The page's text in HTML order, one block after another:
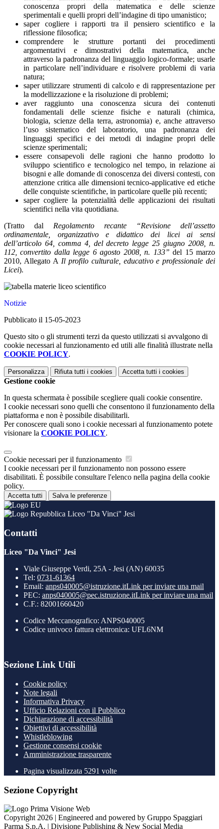
conoscenza propri della matematica e delle scienze
sperimentali e quelli propri dell’indagine di tipo umanistico;
saper cogliere i rapporti tra il pensiero scientifico e la
riflessione filosofica;
comprendere le strutture portanti dei procedimenti
argomentativi e dimostrativi della matematica, anche
attraverso la padronanza del linguaggio logico-formale; usarle
in particolare nell’individuare e risolvere problemi di varia
natura;
saper utilizzare strumenti di calcolo e di rappresentazione per
la modellizzazione e la risoluzione di problemi;
aver raggiunto una conoscenza sicura dei contenuti
fondamentali delle scienze fisiche e naturali (chimica,
biologia, scienze della terra, astronomia) e, anche attraverso
l’uso sistematico del laboratorio, una padronanza dei
linguaggi specifici e dei metodi di indagine propri delle
scienze sperimentali;
essere consapevoli delle ragioni che hanno prodotto lo
sviluppo scientifico e tecnologico nel tempo, in relazione ai
bisogni e alle domande di conoscenza dei diversi contesti, con
attenzione critica alle dimensioni tecnico-applicative ed etiche
delle conquiste scientifiche, in particolare quelle più recenti;
saper cogliere la potenzialità delle applicazioni dei risultati
scientifici nella vita quotidiana.
(Tratto dal
Regolamento recante “Revisione dell’assetto
ordinamentale, organizzativo e didattico dei licei ai sensi
dell’articolo 64, comma 4, del decreto legge 25 giugno 2008, n.
112, convertito dalla legge 6 agosto 2008, n. 133” del 15 marzo
2010, Allegato A Il profilo culturale, educativo e professionale dei
Licei).
Notizie
Pubblicato il 15-05-2023
Questo sito o gli strumenti terzi da questo utilizzati si avvalgono di
cookie necessari al funzionamento ed utili alle finalità illustrate nella
COOKIE POLICY.
Personalizza Rifiuta tutti i cookies Accetta tutti i cookies
Gestione cookie
In questa schermata è possibile scegliere quali cookie consentire.
I cookie necessari sono quelli che consentono il funzionamento della
piattaforma e non è possibile disabilitarli.
Per conoscere quali sono i cookie necessari al funzionamento potete
visionare la COOKIE POLICY.
Cookie necessari per il funzionamento
I cookie necessari per il funzionamento non possono essere
disabilitati. È possibile consultare l'elenco nella pagina della cookie
policy.
Accetta tutti Salva le preferenze
Liceo "Da Vinci" Jesi
Contatti
Liceo "Da Vinci" Jesi
Viale Giuseppe Verdi, 25A - Jesi (AN) 60035
Tel: 0731-61364
Email: anps040005@istruzione.itLink per inviare una mail
PEC: anps040005@pec.istruzione.itLink per inviare una mail
C.F.: 82001660420
Codice Meccanografico: ANPS040005
Codice univoco fattura elettronica: UFL6NM
Sezione Link Utili
Cookie policy
Note legali
Informativa Privacy
Ufficio Relazioni con il Pubblico
Dichiarazione di accessibilità
Obiettivi di accessibilità
Whistleblowing
Gestione consensi cookie
Amministrazione trasparente
Pagina visualizzata 5291 volte
Sezione Copyright
Copyright 2026 | Engineered and powered by Gruppo Spaggiari
Parma S.p.A. | Divisione Publishing & New Social Media